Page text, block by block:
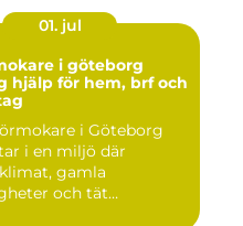
01. jul
i göteborg
hjälp för hem, brf och
i Göteborg
i en miljö där
gamla
och tät